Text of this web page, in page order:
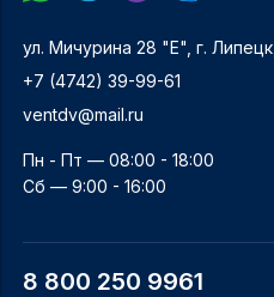
ул. Мичурина 28 "Е", г. Липецк,
+7 (4742) 39-99-61
ventdv@mail.ru
Пн - Пт — 08:00 - 18:00
Сб — 9:00 - 16:00
8 800 250 9961